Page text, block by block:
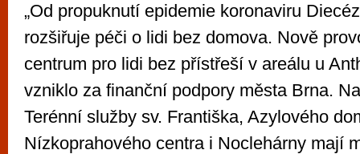
„Od propuknutí epidemie koronaviru
rozšiřuje péči o lidi bez domova. Nově
centrum pro lidi bez přístřeší v areálu u
vzniklo za finanční podpory města Brna.
Terénní služby sv. Františka, Azylového
Nízkoprahového centra i Noclehárny mají